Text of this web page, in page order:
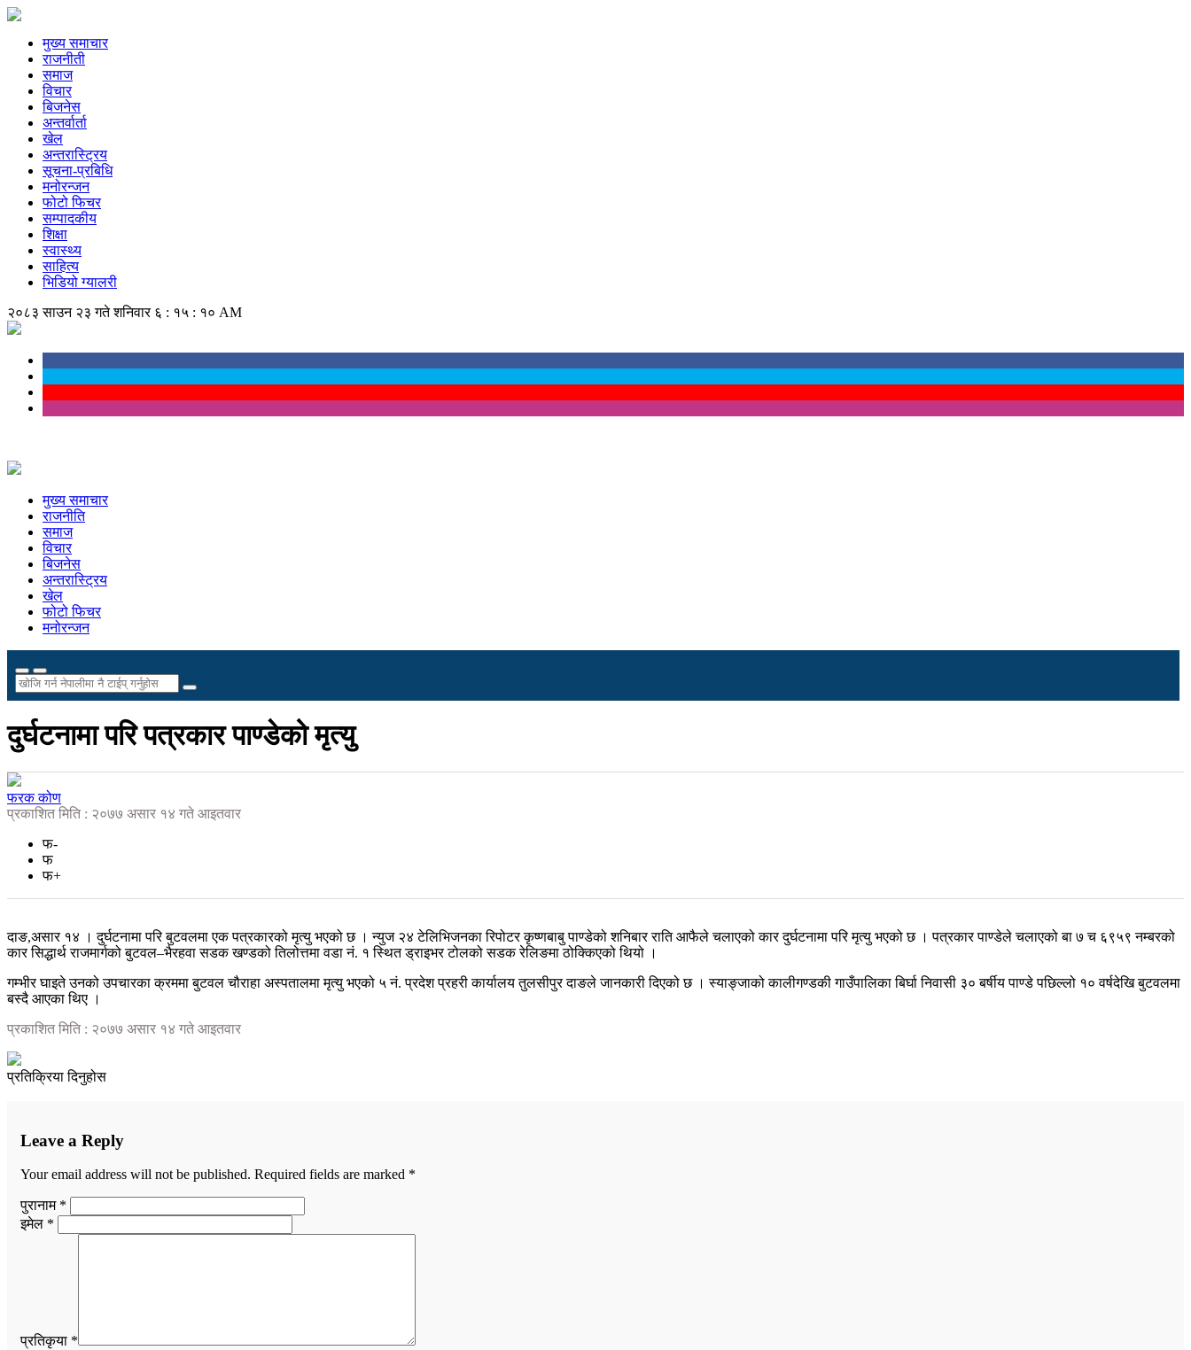
मुख्य समाचार
राजनीती
समाज
विचार
बिजनेस
अन्तर्वार्ता
खेल
अन्तरास्ट्रिय
सूचना-प्रबिधि
मनोरन्जन
फोटो फिचर
सम्पादकीय
शिक्षा
स्वास्थ्य
साहित्य
भिडियो ग्यालरी
२०८३ साउन २३ गते शनिवार ६ : १५ : ११ AM
मुख्य समाचार
राजनीति
समाज
विचार
बिजनेस
अन्तरास्ट्रिय
खेल
फोटो फिचर
मनोरन्जन
दुर्घटनामा परि पत्रकार पाण्डेको मृत्यु
फरक कोण
प्रकाशित मिति : २०७७ असार १४ गते आइतवार
फ-
फ
फ+
दाङ,असार १४ । दुर्घटनामा परि बुटवलमा एक पत्रकारको मृत्यु भएको छ । न्युज २४ टेलिभिजनका रिपोटर कृष्णबाबु पाण्डेको शनिबार राति आफैले चलाएको कार दुर्घटनामा परि मृत्यु भएको छ । पत्रकार पाण्डेले चलाएको बा ७ च ६९५९ नम्बरको
कार सिद्धार्थ राजमार्गको बुटवल–भैरहवा सडक खण्डको तिलोत्तमा वडा नं. १ स्थित ड्राइभर टोलको सडक रेलिङमा ठोक्किएको थियो ।
गम्भीर घाइते उनको उपचारका क्रममा बुटवल चौराहा अस्पतालमा मृत्यु भएको ५ नं. प्रदेश प्रहरी कार्यालय तुलसीपुर दाङले जानकारी दिएको छ । स्याङ्जाको कालीगण्डकी गाउँपालिका बिर्घा निवासी ३० बर्षीय पाण्डे पछिल्लो १० वर्षदेखि बुटवलमा
बस्दै आएका थिए ।
प्रकाशित मिति : २०७७ असार १४ गते आइतवार
प्रतिक्रिया दिनुहोस
Leave a Reply
Your email address will not be published. Required fields are marked *
पुरानाम *
इमेल *
प्रतिकृया *